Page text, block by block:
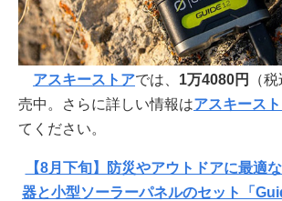
アスキーストアでは、 1万4080円
（
売中。さらに詳しい情報はアスキース
てください。
【8月下旬】防災やアウトドアに最適
器と小型ソーラーパネルのセット「